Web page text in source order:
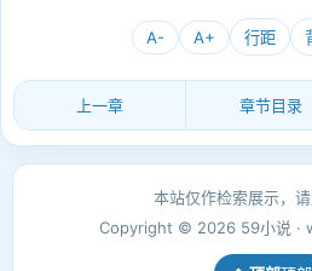
A- A+ 行距
上一章 章节目录
本站仅作检索展示，请
Copyright © 2026 59小说 ·